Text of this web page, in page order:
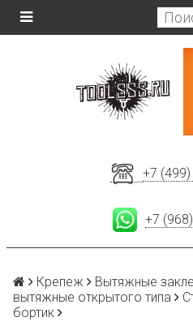
+7
+7
Крепеж Вытяжные
вытяжные открытого типа
бортик